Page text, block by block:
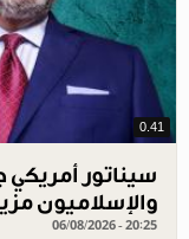
0.41
سيناتور
والإسلاميون
06/08/2026 - 20:25